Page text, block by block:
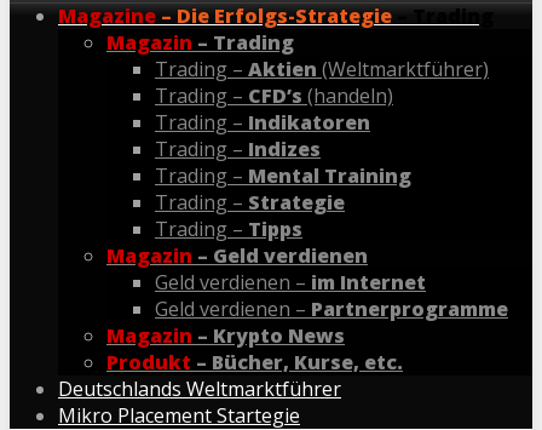
Magazine – Die Erfolgs-Strategie – Trading
Magazin – Trading
Trading – Aktien (Weltmarktführer)
Trading – CFD’s (handeln)
Trading – Indikatoren
Trading – Indizes
Trading – Mental Training
Trading – Strategie
Trading – Tipps
Magazin – Geld verdienen
Geld verdienen – im Internet
Geld verdienen – Partnerprogramme
Magazin – Krypto News
Produkt – Bücher, Kurse, etc.
Deutschlands Weltmarktführer
Mikro Placement Startegie